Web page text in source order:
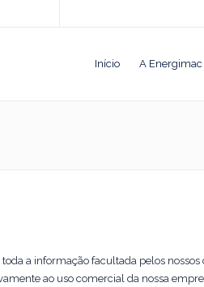
Início A Energimac
a informação facultada pelos nossos
ao uso comercial da nossa